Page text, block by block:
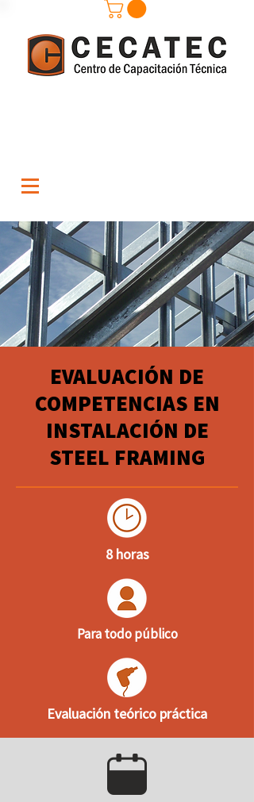
EVALUACIÓN DE
COMPETENCIAS EN
INSTALACIÓN DE
STEEL FRAMING
8 horas
Para todo público
Evaluación teórico práctica